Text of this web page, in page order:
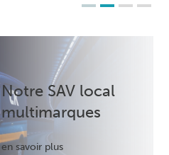
Notre SAV local
multimarques
en savoir plus